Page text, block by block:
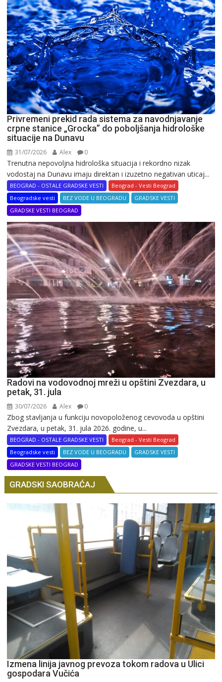
Privremeni prekid rada sistema za navodnjavanje
crpne stanice „Grocka” do poboljšanja hidrološke
situacije na Dunavu
31/07/2026 Alex 0
Trenutna nepovoljna hidrološka situacija i rekordno nizak
vodostaj na Dunavu imaju direktan i izuzetno negativan uticaj...
BEOGRAD - OSTALE GRADSKE VESTI
Beograd - Vesti Beograd
Beogradske vesti
BEZ VODE U BEOGRADU
GRADSKE VESTI
GRADSKE VESTI BEOGRAD
Radovi na vodovodnoj mreži u opštini Zvezdara, u
petak, 31. jula
30/07/2026 Alex 0
Zbog stavljanja u funkciju novopoloženog cevovoda u opštini
Zvezdara, u petak, 31. jula 2026. godine, u...
BEOGRAD - OSTALE GRADSKE VESTI
Beograd - Vesti Beograd
Beogradske vesti
BEZ VODE U BEOGRADU
GRADSKE VESTI
GRADSKE VESTI BEOGRAD
GRADSKI SAOBRAĆAJ
Izmena linija javnog prevoza tokom radova u Ulici
gospodara Vučića